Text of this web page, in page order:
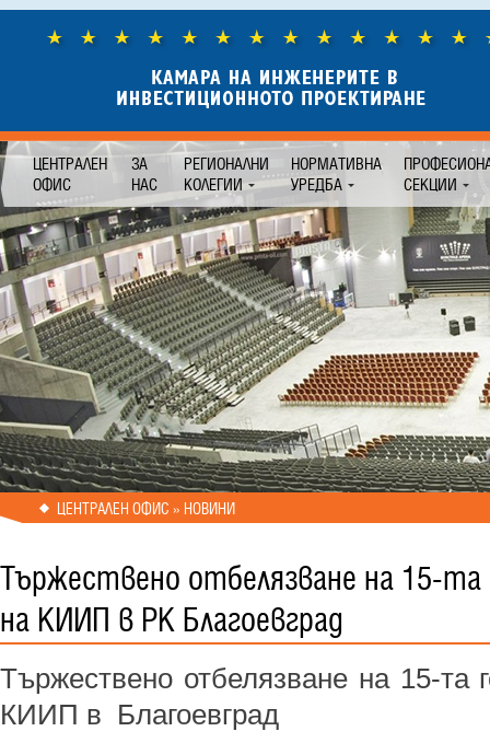
ЦЕНТРАЛЕН
ОФИС
ЗА
НАС
РЕГИОНАЛНИ
КОЛЕГИИ
НОРМАТИВНА
УРЕДБА
СЕКЦИИ
ЦЕНТРАЛЕН ОФИС » НОВИНИ
Тържествено отбелязване на 15-
на КИИП в РК Благоевград
Тържествено отбелязване на 15-та
КИИП в Благоевград